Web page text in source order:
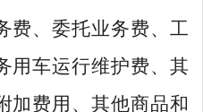
费、委托业务费、工
用车运行维护费、其
加费用、其他商品和